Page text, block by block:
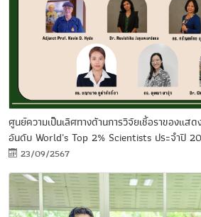
ศูนย์ความเป็นเลิศทางด้านการวิจัยเชื้อราของแ
อันดับ World's Top 2% Scientists ประจำปี
23/09/2567